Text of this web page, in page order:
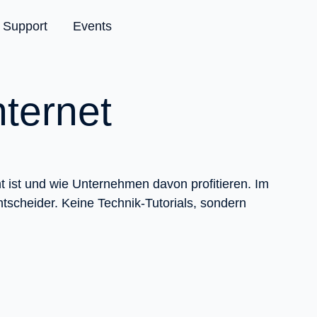
Support Events
und wie Unternehmen davon profitieren. Im
Keine Technik-Tutorials, sondern